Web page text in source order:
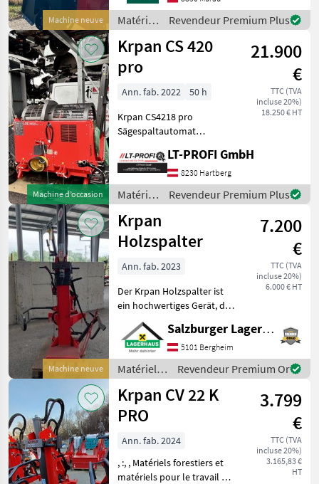
Machine neuve
Spaltsystem "2 Speed
Automatic" serienmäßig
Bedienun
Matériels
forestiers
et
matériels
pour le
travail
Krpan
Revendeur Premium Plus
Machine d’occasion
Krpan CS 420
pro
21.900
€
TTC (TVA
incluse 20%)
18.250 € HT
Ann. fab. 2022
50 h
Krpan CS4218 pro
Sägespaltautomat
stunden -kaum gebraucht -
sehr guter Zustand -sofort
Verfügbar -Hebetisch um
1990€ Verfügbar
LT-PROFI GmbH
8230 Hartberg
Matériels
forestiers
et
matériels
pour le
travail
Krpan
Revendeur Premium Plus
Machine neuve
Krpan
Holzspalter
7.200
€
TTC (TVA
incluse 20%)
6.000 € HT
Ann. fab. 2023
Der Krpan Holzspalter ist
ein hochwertiges Gerät, das
speziell für den
Dreipunktanbau konzipiert
wurde. Das Modell besticht
durch seine robuste
Bauweise und die Mögl
Salzburger Lagerhaus-Technik
5101 Bergheim
Matériels
forestiers
et
matériels
pour le
travail du
Krpan
Revendeur Premium Or
Krpan CV 22 K
PRO
3.799
€
TTC (TVA
incluse 20%)
3.165,83 €
HT
Ann. fab. 2024
, :, , Matériels forestiers et
matériels pour le travail du